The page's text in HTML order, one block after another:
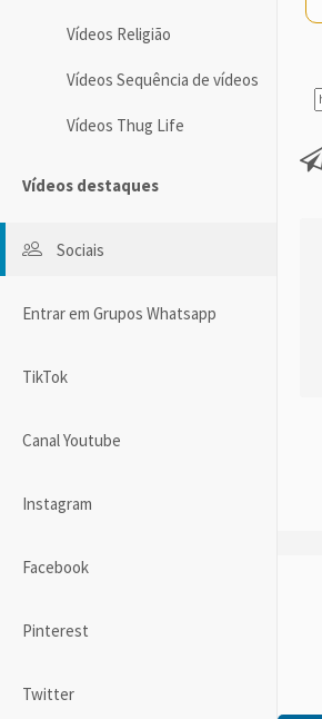
Vídeos Religião
Vídeos Sequência de vídeos
Vídeos Thug Life
Vídeos destaques
Sociais
Entrar em Grupos Whatsapp
TikTok
Canal Youtube
Instagram
Facebook
Pinterest
Twitter